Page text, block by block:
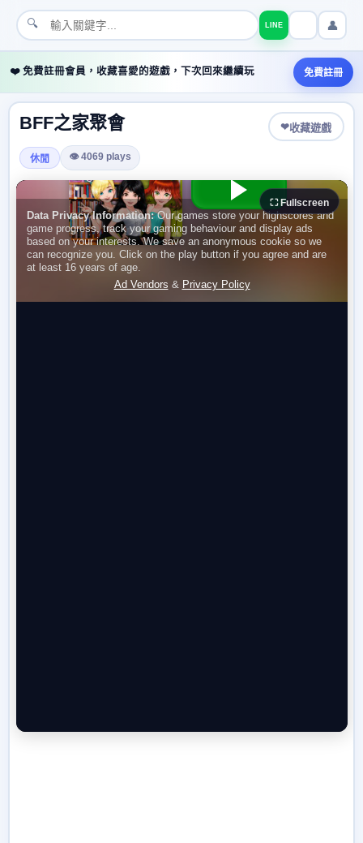
🔍 LINE 👤
❤️ 免費註冊會員，收藏喜愛的遊戲，下次回來繼續玩 免費註冊
BFF之家聚會 ❤收藏遊戲
休閒 👁 4069 plays
⛶ Fullscreen